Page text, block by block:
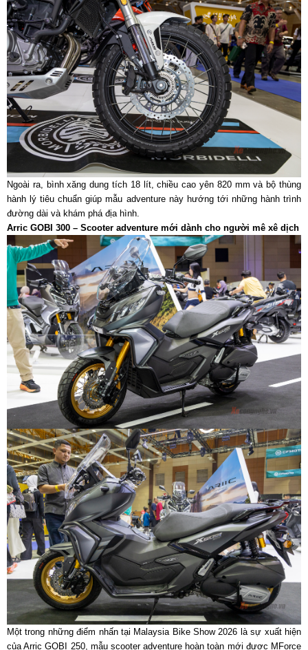
Ngoài ra, bình xăng dung tích 18 lít, chiều cao yên 820 mm và bộ thùng
hành lý tiêu chuẩn giúp mẫu adventure này hướng tới những hành trình
đường dài và khám phá địa hình.
Arric GOBI 300 – Scooter adventure mới dành cho người mê xê dịch
Một trong những điểm nhấn tại Malaysia Bike Show 2026 là sự xuất hiện
của Arric GOBI 250, mẫu scooter adventure hoàn toàn mới được MForce